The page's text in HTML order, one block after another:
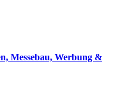
Messebau, Werbung &